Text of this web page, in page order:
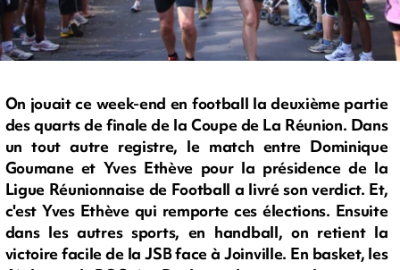
On jouait ce week-end en football la deuxième partie
des quarts de finale de la Coupe de La Réunion. Dans
un tout autre registre, le match entre Dominique
Goumane et Yves Ethève pour la présidence de la
Ligue Réunionnaise de Football a livré son verdict. Et,
c'est Yves Ethève qui remporte ces élections. Ensuite
dans les autres sports, en handball, on retient la
victoire facile de la JSB face à Joinville. En basket, les